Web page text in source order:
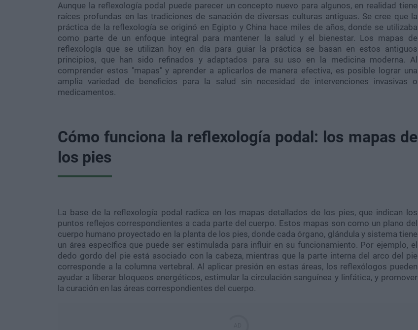
Aunque la reflexología podal puede parecer un concepto nuevo para algunos, en realidad tiene
raíces profundas en las tradiciones de sanación de diversas culturas antiguas. Se cree que la
práctica de la reflexología se originó en Egipto y China hace miles de años, donde se utilizaba
como parte de un enfoque integral para mantener la salud y el bienestar. Los mapas de
reflexología que se utilizan hoy en día para guiar la práctica se basan en estos antiguos
principios, que han sido refinados y adaptados para su uso en la medicina moderna. Al
comprender estos "mapas" y aprender a aplicarlos de manera efectiva, es posible lograr una
amplia variedad de beneficios para la salud sin necesidad de intervenciones invasivas o
medicamentos.
Cómo funciona la reflexología podal: los mapas de
los pies
La base de la reflexología podal radica en los mapas detallados de los pies, que indican los
puntos reflejos correspondientes a cada parte del cuerpo. Estos mapas son como un plano del
cuerpo humano proyectado en la planta de los pies, donde cada órgano, glándula y sistema tiene
un área específica que puede ser estimulada para influir en su funcionamiento. Por ejemplo, el
dedo gordo del pie está asociado con la cabeza, mientras que la parte interna del arco del pie
corresponde a la columna vertebral. Al aplicar presión en estas áreas, los reflexólogos pueden
ayudar a liberar bloqueos energéticos, estimular la circulación sanguínea y linfática, y promover
la curación en las áreas correspondientes del cuerpo.